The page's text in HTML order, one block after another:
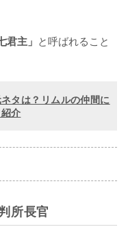
君主」 と呼ばれること
タは？リムルの仲間に
介
所長官